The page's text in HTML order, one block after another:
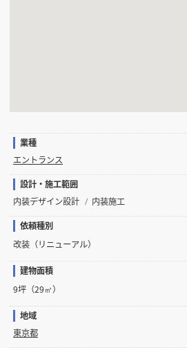
業種
エントランス
設計・施工範囲
内装デザイン設計
内装施工
依頼種別
改装（リニューアル）
建物面積
9坪（29㎡）
地域
東京都